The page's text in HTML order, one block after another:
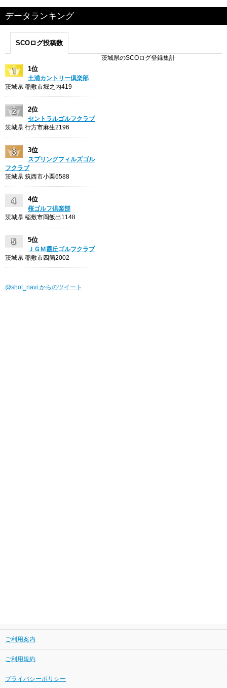
データランキング
SCOログ投稿数
茨城県のSCOログ登録集計
1位
土浦カントリー倶楽部
茨城県 稲敷市堀之内419
2位
セントラルゴルフクラブ
茨城県 行方市麻生2196
3位
スプリングフィルズゴル
フクラブ
茨城県 筑西市小栗6588
4位
桜ゴルフ倶楽部
茨城県 稲敷市岡飯出1148
5位
ＪＧＭ霞丘ゴルフクラブ
茨城県 稲敷市四箇2002
@shot_navi からのツイート
ご利用案内
ご利用規約
プライバシーポリシー